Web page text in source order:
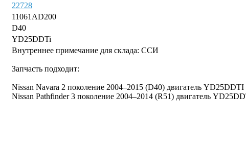
22728
11061AD200
D40
YD25DDTi
Внутреннее примечание для склада: ССИ
Запчасть подходит:
Nissan Navara 2 поколение 2004–2015 (D40) двигатель
Nissan Pathfinder 3 поколение 2004–2014 (R51) двигатель